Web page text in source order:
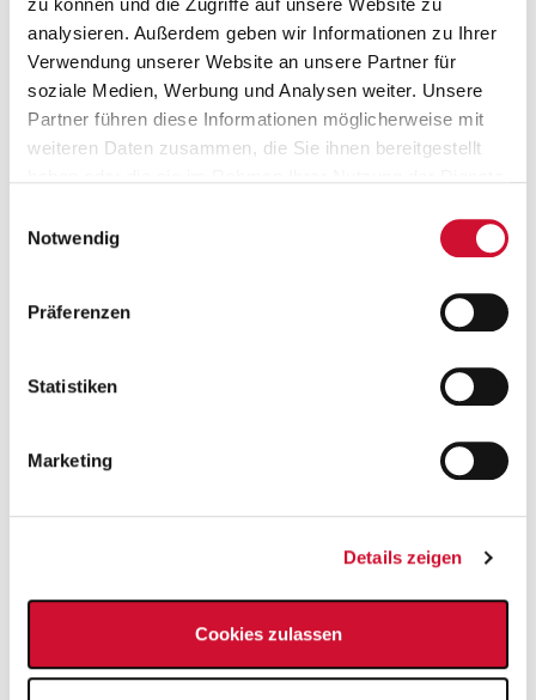
zu können und die Zugriffe auf unsere Website zu
analysieren. Außerdem geben wir Informationen zu Ihrer
Verwendung unserer Website an unsere Partner für
soziale Medien, Werbung und Analysen weiter. Unsere
Partner führen diese Informationen möglicherweise mit
weiteren Daten zusammen, die Sie ihnen bereitgestellt
Wenn Sie auf „Cookies zulassen“ klicken, so stimmen
Sie der Speicherung sämtlicher Cookies zu. Sie können
Ihre Einwilligung selbstverständlich jederzeit widerrufen,
indem Sie die Cookie-Einstellungen aufrufen und diese
unserer
Notwendig
Präferenzen
Statistiken
Marketing
Details zeigen
Cookies zulassen
Küchenfachkraft
Einrichtungen der Altenhilfe
Arbeitgeber
Nummer:
Festanstellung